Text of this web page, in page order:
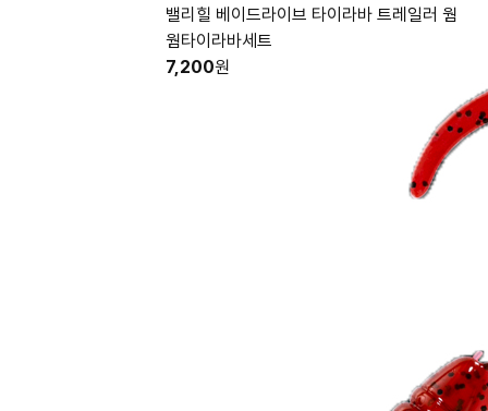
밸리힐 베이드라이브 타이라바 트레일러 웜
웜타이라바세트
7,200원